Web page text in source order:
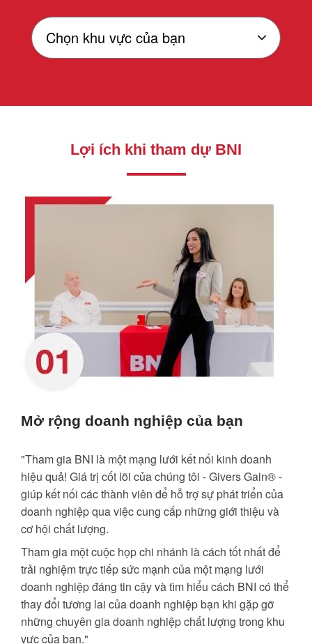
Lợi ích khi tham dự BNI
Mở rộng doanh nghiệp của bạn
"Tham gia BNI là một mạng lưới kết nối kinh doanh
hiệu quả! Giá trị cốt lõi của chúng tôi - Givers Gain® -
giúp kết nối các thành viên để hỗ trợ sự phát triển của
doanh nghiệp qua việc cung cấp những giới thiệu và
cơ hội chất lượng.
Tham gia một cuộc họp chi nhánh là cách tốt nhất để
trải nghiệm trực tiếp sức mạnh của một mạng lưới
doanh nghiệp đáng tin cậy và tìm hiểu cách BNI có thể
thay đổi tương lai của doanh nghiệp bạn khi gặp gỡ
những chuyên gia doanh nghiệp chất lượng trong khu
vực của bạn."